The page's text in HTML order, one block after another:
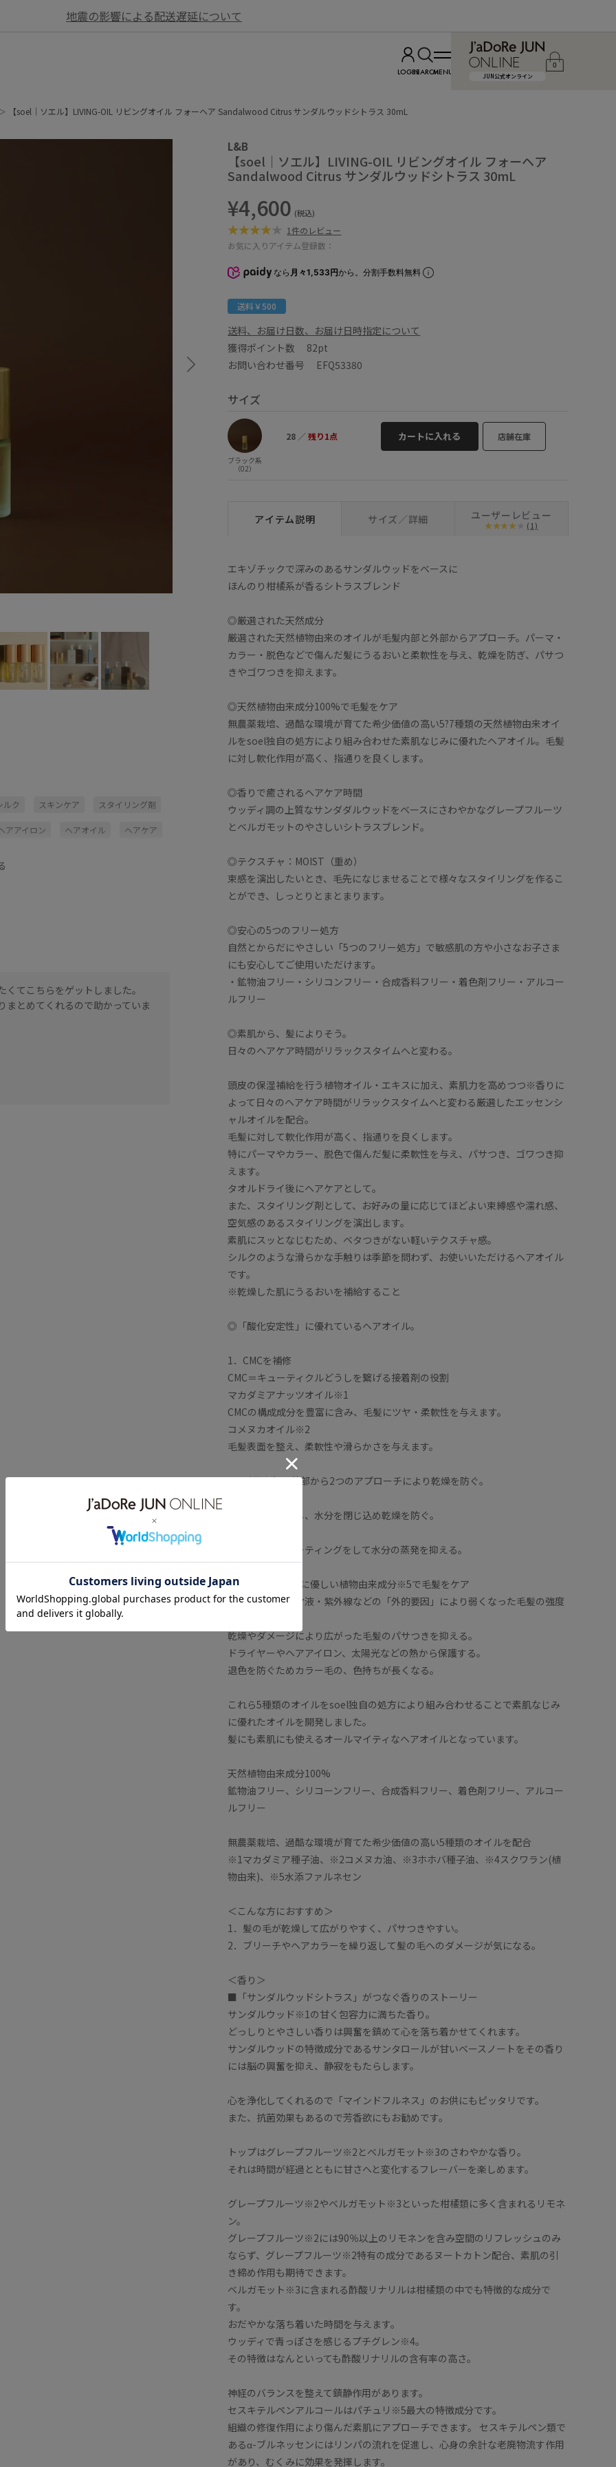
地震の影響による配送遅延について
LOGINSEARCHMENU JUN公式オンライン
0
【soel｜ソエル】LIVING-OIL リビングオイル フォーヘア Sandalwood Citrus サンダルウッドシトラス 30mL
ルク スキンケア スタイリング剤
アアイロン ヘアオイル ヘアケア
てこちらをゲットしました。
まとめてくれるので助かっていま
L&B
【soel｜ソエル】LIVING-OIL リビングオイル フォーヘア
Sandalwood Citrus サンダルウッドシトラス 30mL
¥4,600 (税込)
1件のレビュー
お気に入りアイテム登録数：
なら 月々1,533円から。分割手数料無料
送料￥500
送料、お届け日数、お届け日時指定について
獲得ポイント数 82pt
お問い合わせ番号 EFQ53380
サイズ
ブラック系
（02）
28 ／残り1点 カートに入れる 店舗在庫
アイテム説明 サイズ／詳細 ユーザーレビュー
(1)
エキゾチックで深みのあるサンダルウッドをベースに
ほんのり柑橘系が香るシトラスブレンド
◎厳選された天然成分
厳選された天然植物由来のオイルが毛髪内部と外部からアプローチ。パーマ・
カラー・脱色などで傷んだ髪にうるおいと柔軟性を与え、乾燥を防ぎ、パサつ
きやゴワつきを抑えます。
◎天然植物由来成分100%で毛髪をケア
無農薬栽培、過酷な環境が育てた希少価値の高い5?7種類の天然植物由来オイ
ルをsoel独自の処方により組み合わせた素肌なじみに優れたヘアオイル。毛髪
に対し軟化作用が高く、指通りを良くします。
◎香りで癒されるヘアケア時間
ウッディ調の上質なサンダダルウッドをベースにさわやかなグレープフルーツ
とベルガモットのやさしいシトラスブレンド。
◎テクスチャ：MOIST（重め）
束感を演出したいとき、毛先になじませることで様々なスタイリングを作るこ
とができ、しっとりとまとまります。
◎安心の5つのフリー処方
自然とからだにやさしい「5つのフリー処方」で敏感肌の方や小さなお子さま
にも安心してご使用いただけます。
・鉱物油フリー・シリコンフリー・合成香料フリー・着色剤フリー・アルコー
ルフリー
◎素肌から、髪によりそう。
日々のヘアケア時間がリラックスタイムへと変わる。
頭皮の保湿補給を行う植物オイル・エキスに加え、素肌力を高めつつ※香りに
よって日々のヘアケア時間がリラックスタイムへと変わる厳選したエッセンシ
ャルオイルを配合。
毛髪に対して軟化作用が高く、指通りを良くします。
特にパーマやカラー、脱色で傷んだ髪に柔軟性を与え、パサつき、ゴワつき抑
えます。
タオルドライ後にヘアケアとして。
また、スタイリング剤として、お好みの量に応じてほどよい束縛感や濡れ感、
空気感のあるスタイリングを演出します。
素肌にスッとなじむため、ベタつきがない軽いテクスチャ感。
シルクのような滑らかな手触りは季節を問わず、お使いいただけるヘアオイル
です。
※乾燥した肌にうるおいを補給すること
◎「酸化安定性」に優れているヘアオイル。
1．CMCを補修
CMC＝キューティクルどうしを繋げる接着剤の役割
マカダミアナッツオイル※1
CMCの構成成分を豊富に含み、毛髪にツヤ・柔軟性を与えます。
コメヌカオイル※2
毛髪表面を整え、柔軟性や滑らかさを与えます。
2．毛髪内部と外部から2つのアプローチにより乾燥を防ぐ。
毛髪内部へ浸透し、水分を閉じ込め乾燥を防ぐ。
毛髪外部からコーティングをして水分の蒸発を抑える。
3．人や地球環境に優しい植物由来成分※5で毛髪をケア
カラー剤・パーマ液・紫外線などの「外的要因」により弱くなった毛髪の強度
乾燥やダメージにより広がった毛髪のパサつきを抑える。
ドライヤーやヘアアイロン、太陽光などの熱から保護する。
退色を防ぐためカラー毛の、色持ちが長くなる。
これら5種類のオイルをsoel独自の処方により組み合わせることで素肌なじみ
に優れたオイルを開発しました。
髪にも素肌にも使えるオールマイティなヘアオイルとなっています。
天然植物由来成分100%
鉱物油フリー、シリコーンフリー、合成香料フリー、着色剤フリー、アルコー
ルフリー
無農薬栽培、過酷な環境が育てた希少価値の高い5種類のオイルを配合
※1マカダミア種子油、※2コメヌカ油、※3ホホバ種子油、※4スクワラン(植
物由来)、※5水添ファルネセン
＜こんな方におすすめ＞
1．髪の毛が乾燥して広がりやすく、パサつきやすい。
2．ブリーチやヘアカラーを繰り返して髪の毛へのダメージが気になる。
＜香り＞
■「サンダルウッドシトラス」がつなぐ香りのストーリー
サンダルウッド※1の甘く包容力に満ちた香り。
どっしりとやさしい香りは興奮を鎮めて心を落ち着かせてくれます。
サンダルウッドの特徴成分であるサンタロールが甘いベースノートをその香り
には脳の興奮を抑え、静寂をもたらします。
心を浄化してくれるので「マインドフルネス」のお供にもピッタリです。
また、抗菌効果もあるので芳香欲にもお勧めです。
トップはグレープフルーツ※2とベルガモット※3のさわやかな香り。
それは時間が経過とともに甘さへと変化するフレーバーを楽しめます。
グレープフルーツ※2やベルガモット※3といった柑橘類に多く含まれるリモネ
ン。
グレープフルーツ※2には90％以上のリモネンを含み空間のリフレッシュのみ
ならず、グレープフルーツ※2特有の成分であるヌートカトン配合、素肌の引
き締め作用も期待できます。
ベルガモット※3に含まれる酢酸リナリルは柑橘類の中でも特徴的な成分で
す。
おだやかな落ち着いた時間を与えます。
ウッディで青っぽさを感じるプチグレン※4。
その特徴はなんといっても酢酸リナリルの含有率の高さ。
神経のバランスを整えて鎮静作用があります。
セスキテルペンアルコールはパチュリ※5最大の特徴成分です。
組織の修復作用により傷んだ素肌にアプローチできます。 セスキテルペン類で
あるα-ブルネッセンにはリンパの流れを促進し、心身の余計な老廃物流す作用
があり、むくみに効果を発揮します。